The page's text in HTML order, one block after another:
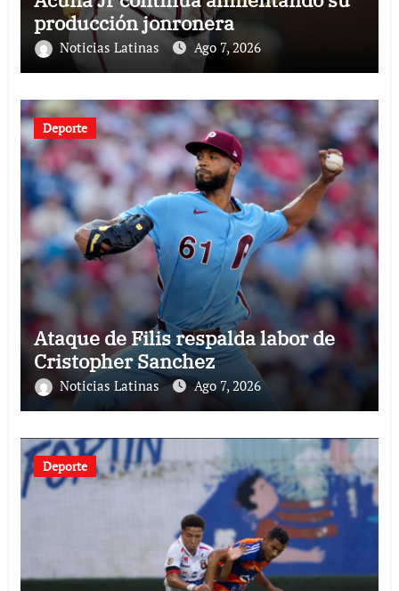
producción jonronera
Noticias Latinas Ago 7, 2026
Deporte
Ataque de Filis respalda labor de
Cristopher Sanchez
Noticias Latinas Ago 7, 2026
Deporte